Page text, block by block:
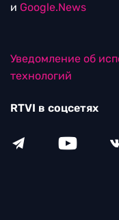
и Google.News
Уведомление об
технологий
RTVI в соцсетях